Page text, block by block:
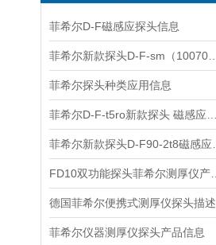
菲希尔D-F磁感应探头信息
菲希尔探头种类应用信息
德国菲希尔便携式测厚仪探头描述
菲希尔仪器测厚仪探头产品信息